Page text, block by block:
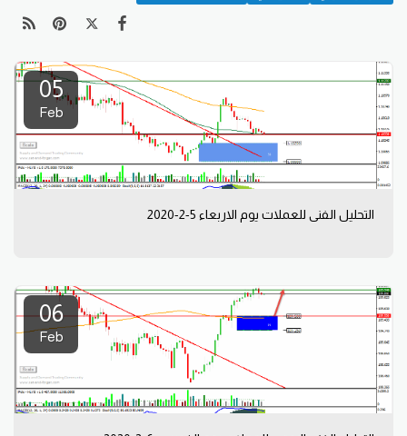
05
Feb
التحليل الفني للعملات يوم الاربعاء 5-2-2020
06
Feb